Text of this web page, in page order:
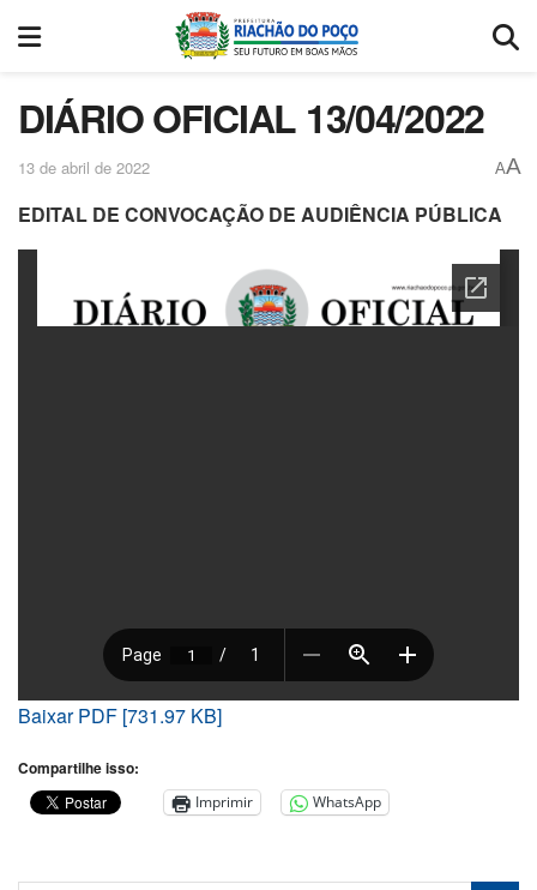
DIÁRIO OFICIAL 13/04/2022
13 de abril de 2022 AA
EDITAL DE CONVOCAÇÃO DE AUDIÊNCIA PÚBLICA
Baixar PDF [731.97 KB]
Compartilhe isso:
Imprimir WhatsApp